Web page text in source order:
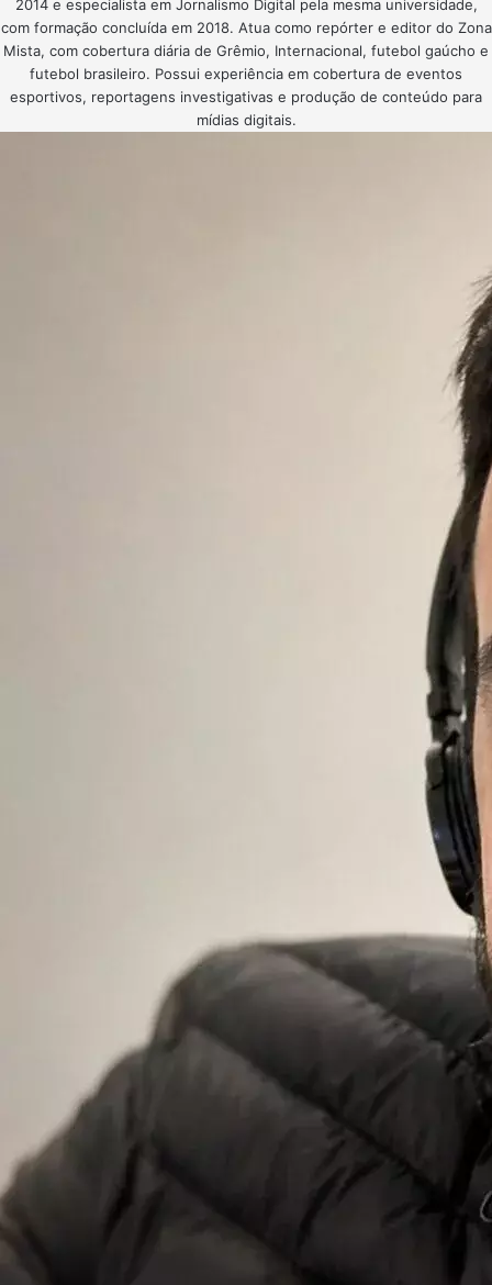
2014 e especialista em Jornalismo Digital pela mesma universidade,
com formação concluída em 2018. Atua como repórter e editor do Zona
Mista, com cobertura diária de Grêmio, Internacional, futebol gaúcho e
futebol brasileiro. Possui experiência em cobertura de eventos
esportivos, reportagens investigativas e produção de conteúdo para
mídias digitais.